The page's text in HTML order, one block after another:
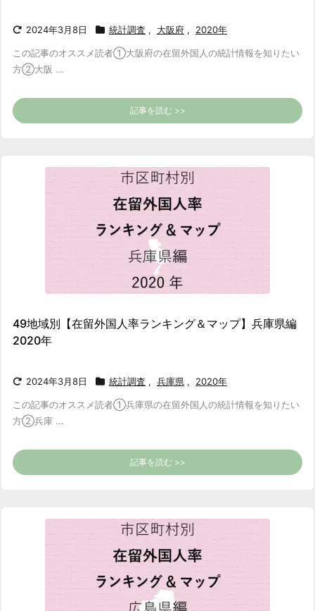
2024年3月8日 統計調査 , 大阪府 , 2020年
この記事のオススメ読者①大阪府の在留外国人の統計情報を知りたい
方②大阪 ...
記事を読む >>
49地域別【在留外国人率ランキング＆マップ】兵庫県編
2020年
2024年3月8日 統計調査 , 兵庫県 , 2020年
この記事のオススメ読者①兵庫県の在留外国人の統計情報を知りたい
方②兵庫 ...
記事を読む >>